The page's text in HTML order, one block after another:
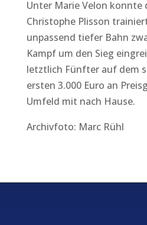
Unter Marie Velon konnte
Christophe Plisson
unpassend tiefer Bahn
Kampf um den Sieg
letztlich Fünfter auf dem
ersten 3.000 Euro an
Umfeld mit nach Hause.
Archivfoto: Marc Rühl